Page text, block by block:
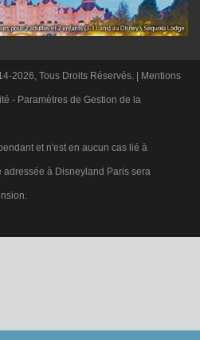
2026, Tous Droits Réservés. | Mentions
- Paramètres de Gestion de la
et n'est en aucun cas lié à
adressée à Disneyland Paris sera